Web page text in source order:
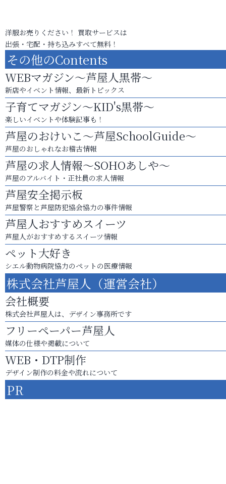
洋服お売りください！ 買取サービスは
出張・宅配・持ち込みすべて無料！
その他のContents
WEBマガジン～芦屋人黒帯～
新店やイベント情報、最新トピックス
子育てマガジン～KID's黒帯～
楽しいイベントや体験記事も！
芦屋のおけいこ～芦屋SchoolGuide～
芦屋のおしゃれなお稽古情報
芦屋の求人情報～SOHOあしや～
芦屋のアルバイト・正社員の求人情報
芦屋安全掲示板
芦屋警察と芦屋防犯協会協力の事件情報
芦屋人おすすめスイーツ
芦屋人がおすすめするスイーツ情報
ペット大好き
シエル動物病院協力のペットの医療情報
株式会社芦屋人（運営会社）
会社概要
株式会社芦屋人は、デザイン事務所です
フリーペーパー芦屋人
媒体の仕様や掲載について
WEB・DTP制作
デザイン制作の料金や流れについて
PR